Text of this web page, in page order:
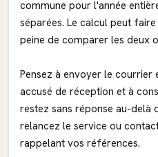
commune pour l'année
séparées. Le calcul peut
peine de comparer les deux
Pensez à envoyer le courrier
accusé de réception et à
restez sans réponse au-delà
relancez le service ou
rappelant vos références.